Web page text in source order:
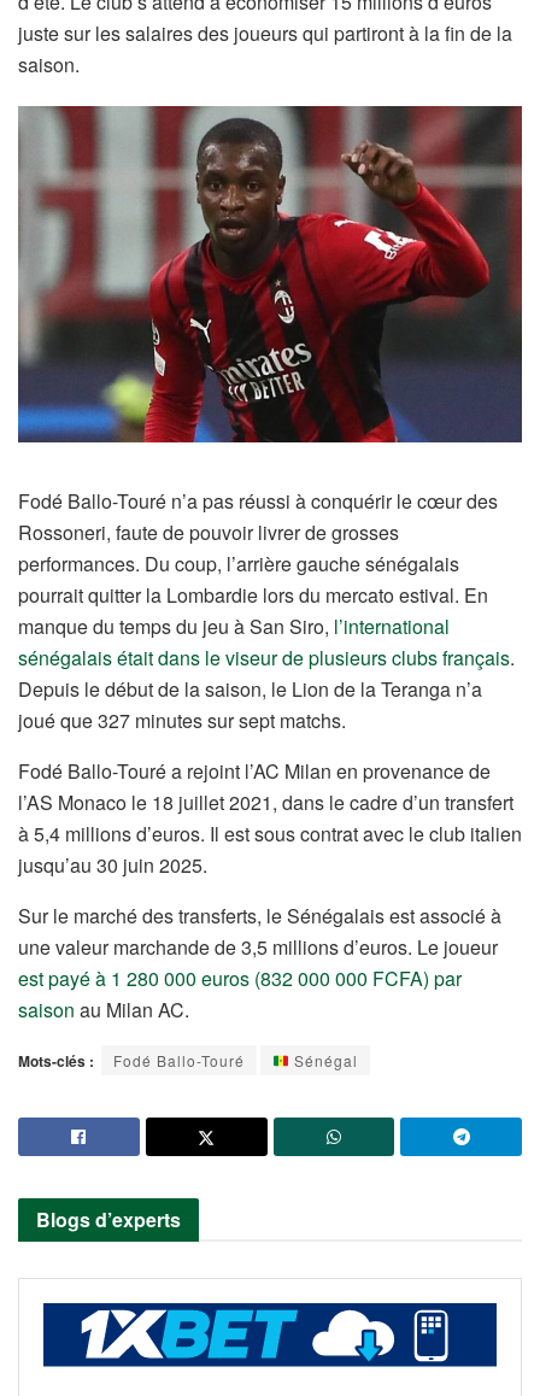
juste sur les salaires des joueurs qui partiront à la fin de la
saison.
Fodé Ballo-Touré n’a pas réussi à conquérir le cœur des
Rossoneri, faute de pouvoir livrer de grosses
performances. Du coup, l’arrière gauche sénégalais
pourrait quitter la Lombardie lors du mercato estival. En
manque du temps du jeu à San Siro, l’international
sénégalais était dans le viseur de plusieurs clubs français.
Depuis le début de la saison, le Lion de la Teranga n’a
joué que 327 minutes sur sept matchs.
Fodé Ballo-Touré a rejoint l’AC Milan en provenance de
l’AS Monaco le 18 juillet 2021, dans le cadre d’un transfert
à 5,4 millions d’euros. Il est sous contrat avec le club italien
jusqu’au 30 juin 2025.
Sur le marché des transferts, le Sénégalais est associé à
une valeur marchande de 3,5 millions d’euros. Le joueur
est payé à 1 280 000 euros (832 000 000 FCFA) par
saison au Milan AC.
Mots-clés : Fodé Ballo-Touré Sénégal
Blogs d’experts